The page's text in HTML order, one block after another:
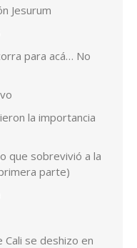
Jesurum
para acá… No
la importancia
que sobrevivió a la
parte)
Cali se deshizo en